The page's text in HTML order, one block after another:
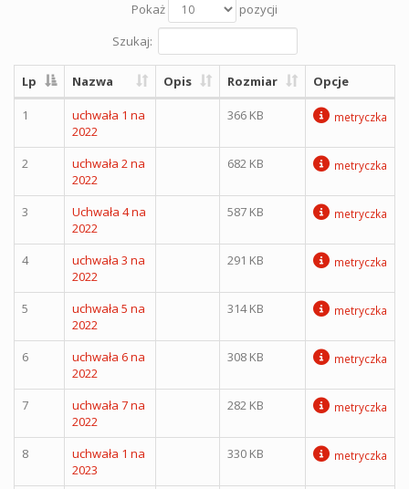
Pokaż
pozycji
Szukaj:
Lp Nazwa Opis Rozmiar Opcje
1
uchwała 1 na
2022
366 KB metryczka
2
uchwała 2 na
2022
682 KB metryczka
3
Uchwała 4 na
2022
587 KB metryczka
4
uchwała 3 na
2022
291 KB metryczka
5
uchwała 5 na
2022
314 KB metryczka
6
uchwała 6 na
2022
308 KB metryczka
7
uchwała 7 na
2022
282 KB metryczka
8
uchwała 1 na
2023
330 KB metryczka